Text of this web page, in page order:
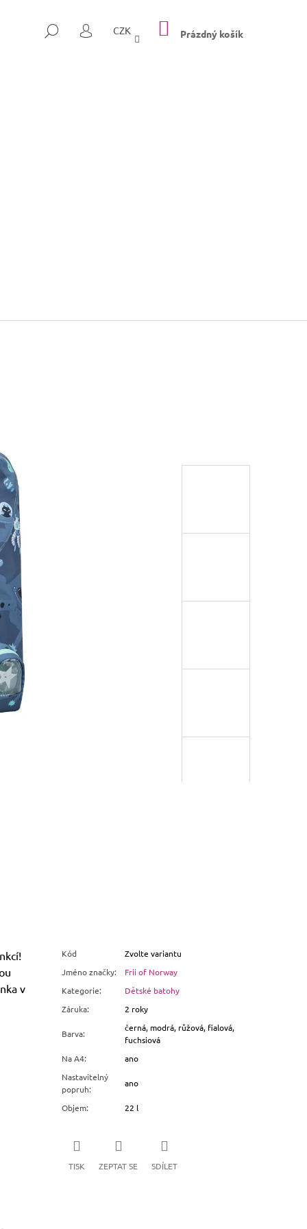
HLEDAT
PŘIHLÁŠENÍ
CZK NÁKUPNÍ
KOŠÍK
Prázdný košík
v
Kód
Zvolte variantu
Jméno značky:
Frii of Norway
Kategorie:
Dětské batohy
Záruka: 2 roky
Barva:
černá, modrá, růžová, fialová,
fuchsiová
Na A4:
ano
Nastavitelný
popruh:
ano
Objem: 22 l
TISK ZEPTAT SE SDÍLET